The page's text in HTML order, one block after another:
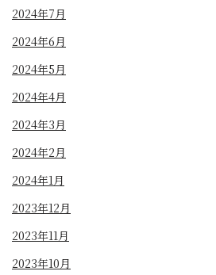
2024年7月
2024年6月
2024年5月
2024年4月
2024年3月
2024年2月
2024年1月
2023年12月
2023年11月
2023年10月